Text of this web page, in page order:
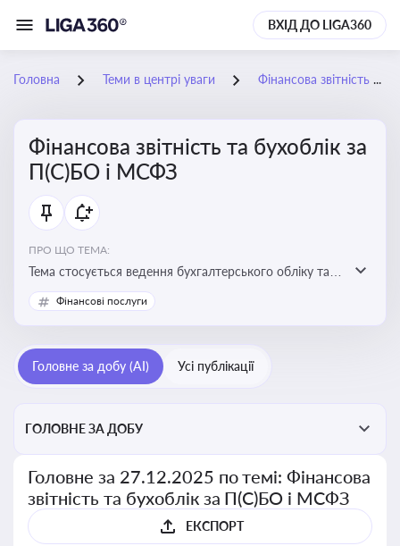
ВХІД ДО LIGA360
Головна Теми в центрі уваги Фінансова звітність та бухоблік за П(С)БО і МСФЗ
Фінансова звітність та бухоблік за
П(С)БО і МСФЗ
ПРО ЩО ТЕМА:
Тема стосується ведення бухгалтерського обліку та
складання фінансової звітності відповідно до
національних і міжнародних стандартів
Фінансові послуги
Головне за добу (AI) Усі публікації
ГОЛОВНЕ ЗА ДОБУ
Головне за 27.12.2025 по темі: Фінансова
звітність та бухоблік за П(С)БО і МСФЗ
ЕКСПОРТ